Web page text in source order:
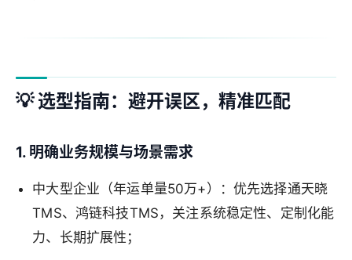
💡 选型指南：避开误区，精准匹配
1. 明确业务规模与场景需求
中大型企业（年运单量50万+）：优先选择通天晓
TMS、鸿链科技TMS，关注系统稳定性、定制化能
力、长期扩展性；